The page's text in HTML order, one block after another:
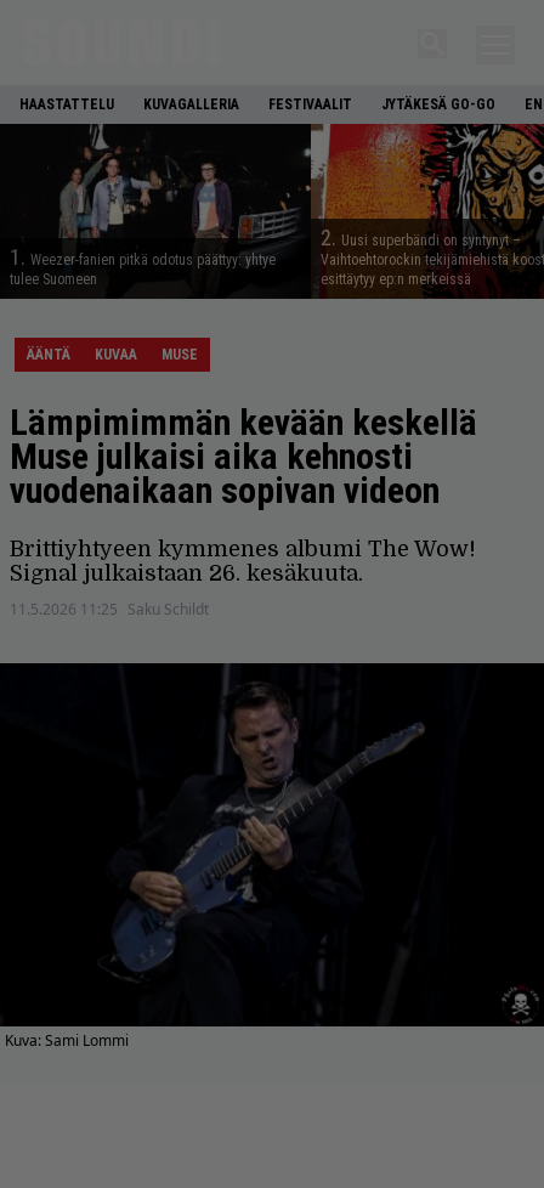
HAASTATTELU KUVAGALLERIA FESTIVAALIT JYTÄKESÄ GO-GO
1. Weezer-fanien pitkä odotus päättyy: yhtye
tulee Suomeen
2. Uusi superbändi on syntynyt –
Vaihtoehtorockin tekijämiehistä
esittäytyy ep:n merkeissä
ÄÄNTÄ KUVAA MUSE
Lämpimimmän kevään keskellä
Muse julkaisi aika kehnosti
vuodenaikaan sopivan videon
Brittiyhtyeen kymmenes albumi The Wow!
Signal julkaistaan 26. kesäkuuta.
11.5.2026 11:25 Saku Schildt
Kuva: Sami Lommi